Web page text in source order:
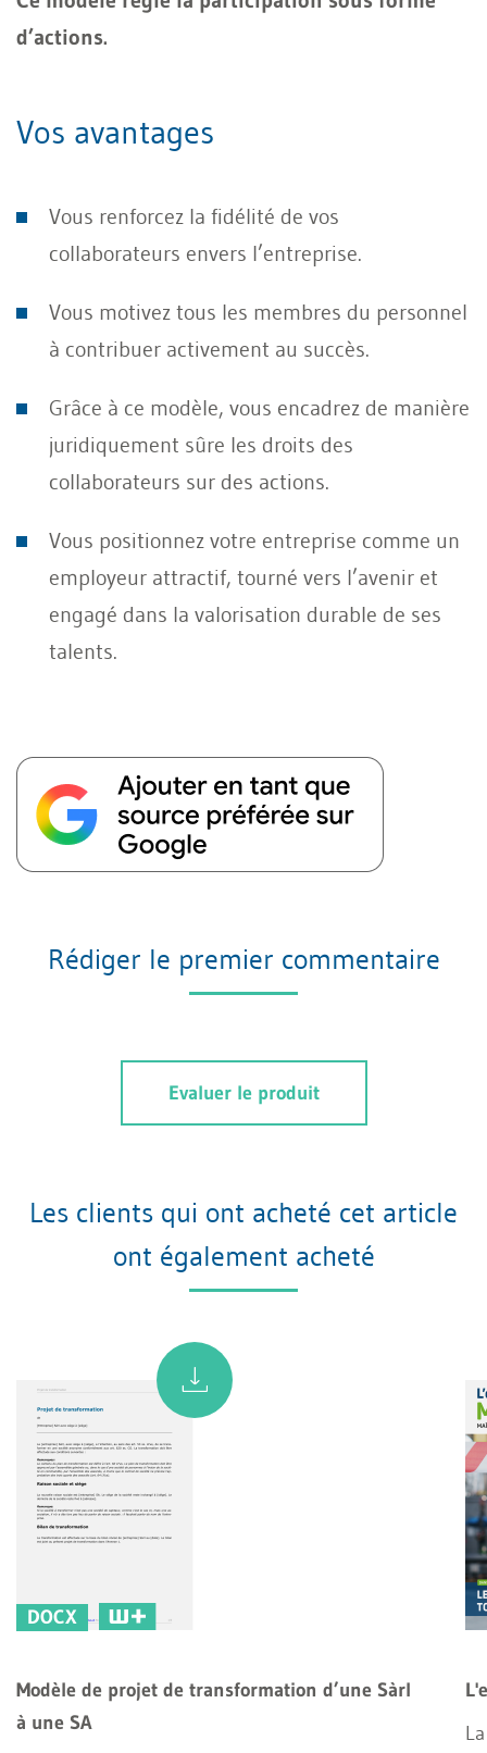
d’actions.
Vos avantages
Vous renforcez la fidélité de vos
collaborateurs envers l’entreprise.
Vous motivez tous les membres du personnel
à contribuer activement au succès.
Grâce à ce modèle, vous encadrez de manière
juridiquement sûre les droits des
collaborateurs sur des actions.
Vous positionnez votre entreprise comme un
employeur attractif, tourné vers l’avenir et
engagé dans la valorisation durable de ses
talents.
Rédiger le premier commentaire
Evaluer le produit
Les clients qui ont acheté cet article
ont également acheté
DOCX
Modèle de projet de transformation d’une Sàrl
à une SA